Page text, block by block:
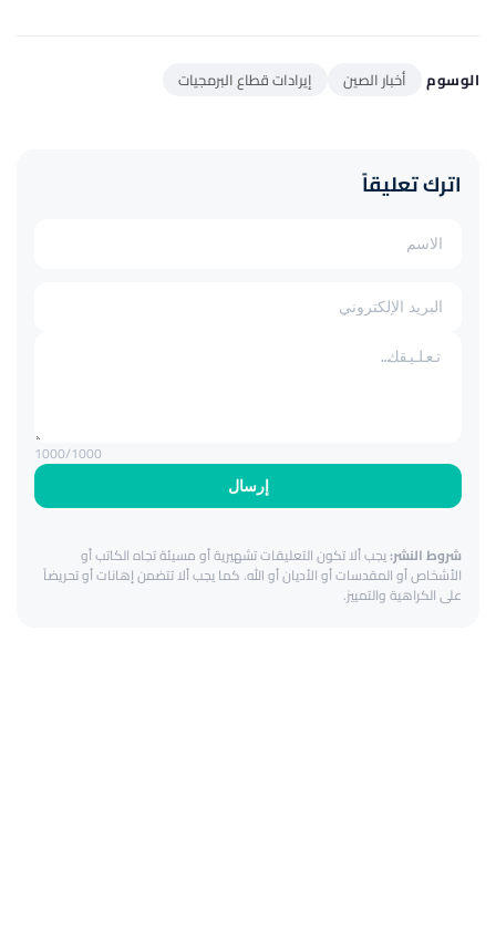
الوسوم أخبار الصين إيرادات قطاع البرمجيات
اترك تعليقاً
إرسال
1000/1000
شروط النشر:يجب ألا تكون التعليقات تشهيرية أو مسيئة تجاه الكاتب أو
الأشخاص أو المقدسات أو الأديان أو الله. كما يجب ألا تتضمن إهانات أو تحريضاً
على الكراهية والتمييز.